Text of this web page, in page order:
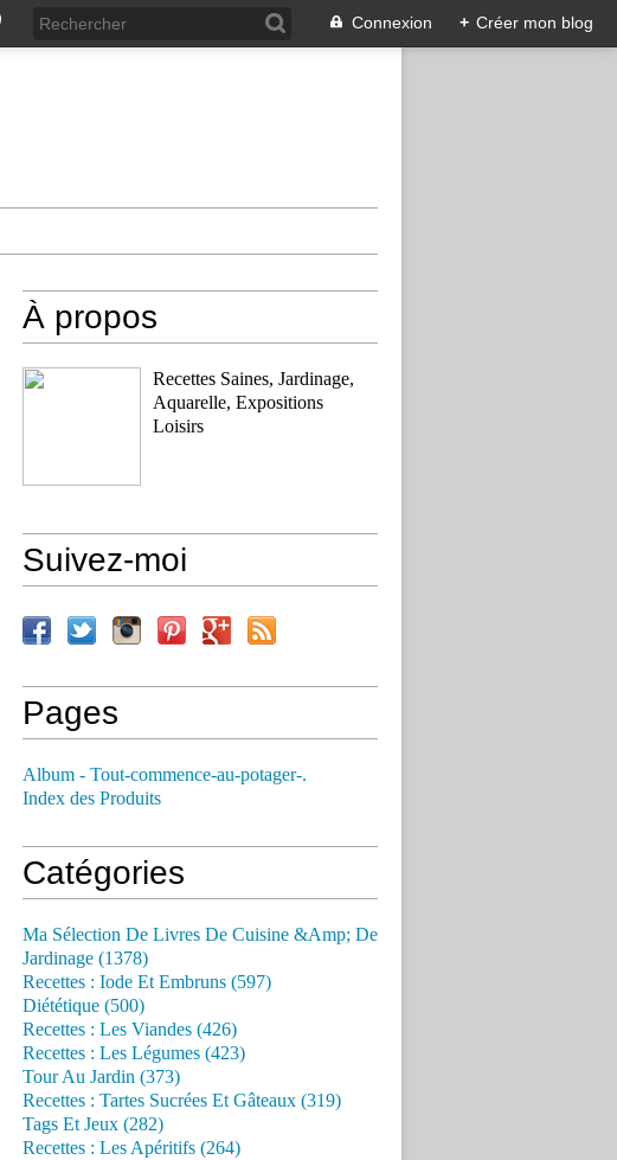
Connexion + Créer mon blog
À propos
Recettes Saines, Jardinage,
Aquarelle, Expositions
Loisirs
Suivez-moi
Pages
Album - Tout-commence-au-potager-.
Index des Produits
Catégories
Ma Sélection De Livres De Cuisine &Amp; De
Jardinage (1378)
Recettes : Iode Et Embruns (597)
Diététique (500)
Recettes : Les Viandes (426)
Recettes : Les Légumes (423)
Tour Au Jardin (373)
Recettes : Tartes Sucrées Et Gâteaux (319)
Tags Et Jeux (282)
Recettes : Les Apéritifs (264)